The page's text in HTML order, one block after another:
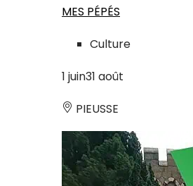
MES PÉPÉS
Culture
1 juin31 août
PIEUSSE